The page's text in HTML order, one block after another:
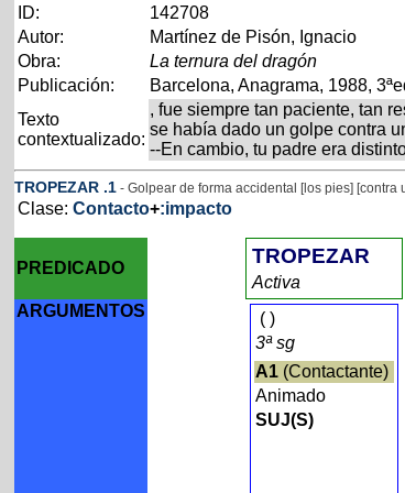
ID:
142708
Autor:
Martínez de Pisón, Ignacio
Obra:
La ternura del dragón
Publicación:
Barcelona, Anagrama, 1988,
Texto
contextualizado:
, fue siempre tan paciente, tan
se había dado un golpe contra
--En cambio, tu padre era
TROPEZAR .1 - Golpear de forma accidental [los pies]
Clase:Contacto+:impacto
PREDICADO
TROPEZAR
Activa
ARGUMENTOS ( )
3ª sg
A1 (Contactante)
Animado
SUJ(S)